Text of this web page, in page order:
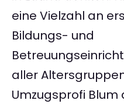
eine Vielzahl an
Bildungs- und
aller
Umzugsprofi